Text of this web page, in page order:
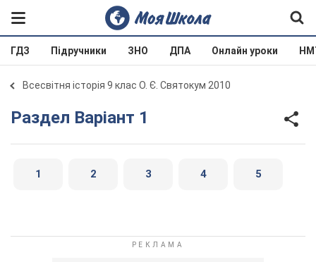
ГДЗ Підручники ЗНО ДПА Онлайн уроки
Всесвітня історія 9 клас О. Є. Святокум 2010
Раздел Варіант 1
1 2 3 4 5